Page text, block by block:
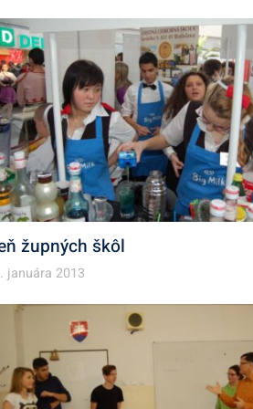
župných škôl
januára 2013